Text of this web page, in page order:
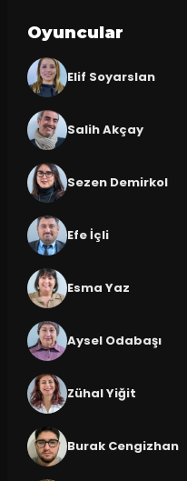
Oyuncular
Elif Soyarslan
Salih Akçay
Sezen Demirkol
Efe İçli
Esma Yaz
Aysel Odabaşı
Zühal Yiğit
Burak Cengizhan